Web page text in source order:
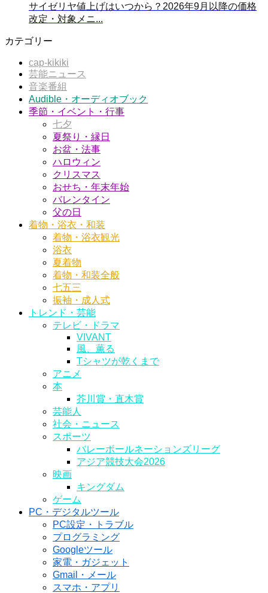
サイゼリヤ値上げはいつから？2026年9月以降の価格
改定・対象メニ...
カテゴリー
cap-kikiki
芸能ニュース
音楽番組
Audible・オーディオブック
季節・イベント・行事
七夕
夏祭り・縁日
お盆・法事
ハロウィン
クリスマス
おせち・年末年始
バレンタイン
父の日
着物・浴衣・和装
着物・浴衣観光
浴衣
夏着物
着物・和装全般
七五三
振袖・成人式
トレンド・芸能
テレビ・ドラマ
VIVANT
風、薫る
Tシャツが乾くまで
アニメ
本
芥川賞・直木賞
芸能人
社会・ニュース
スポーツ
バレーボールネーションズリーグ
アジア競技大会2026
映画
キングダム
ゲーム
PC・デジタルツール
PC設定・トラブル
プログラミング
Googleツール
家電・ガジェット
Gmail・メール
スマホ・アプリ